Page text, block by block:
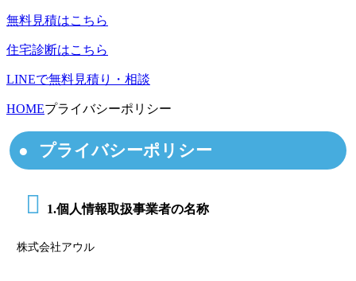
無料見積はこちら
住宅診断はこちら
LINEで無料見積り・相談
HOMEプライバシーポリシー
プライバシーポリシー
1.個人情報取扱事業者の名称
株式会社アウル